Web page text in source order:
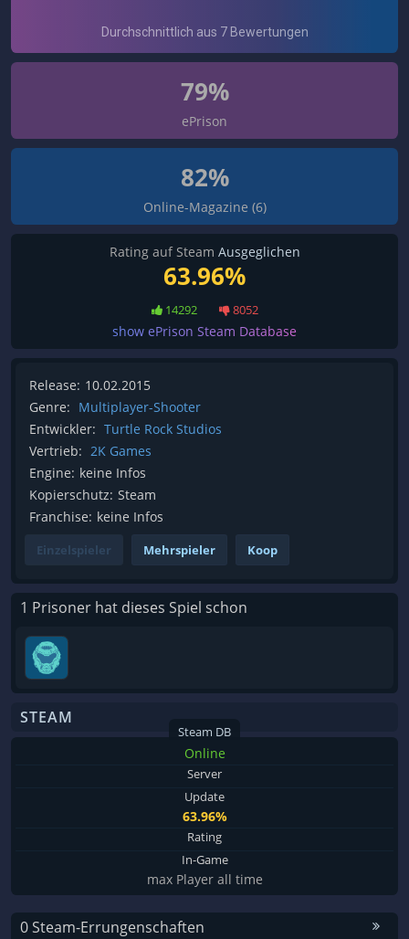
79%
ePrison
82%
Online-Magazine (6)
Rating auf Steam Ausgeglichen
63.96%
14292 8052
show ePrison Steam Database
Release: 10.02.2015
Genre: Multiplayer-Shooter
Entwickler: Turtle Rock Studios
Vertrieb: 2K Games
Engine: keine Infos
Kopierschutz: Steam
Franchise: keine Infos
Einzelspieler Mehrspieler Koop
1 Prisoner hat dieses Spiel schon
STEAM
Steam DB
Online
Server
Update
63.96%
Rating
In-Game
max Player all time
0 Steam-Errungenschaften